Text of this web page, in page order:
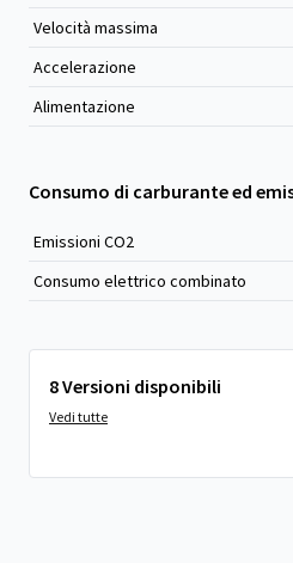
Velocità massima
Accelerazione
Alimentazione
Consumo di carburante ed
Emissioni CO2
Consumo elettrico combinato
8 Versioni disponibili
Vedi tutte